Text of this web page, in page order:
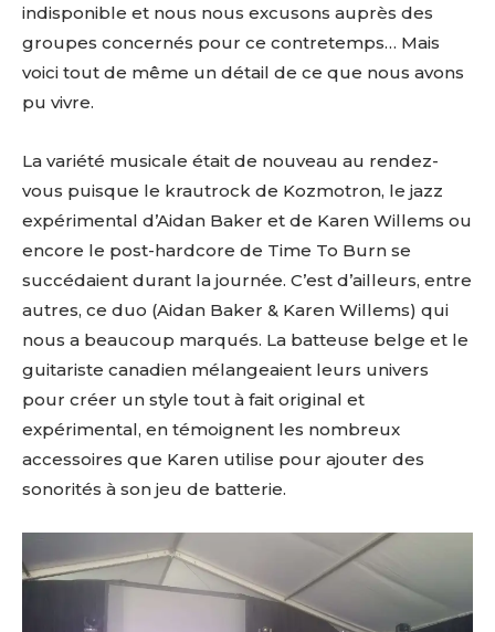
indisponible et nous nous excusons auprès des
groupes concernés pour ce contretemps… Mais
voici tout de même un détail de ce que nous avons
pu vivre.
La variété musicale était de nouveau au rendez-
vous puisque le krautrock de Kozmotron, le jazz
expérimental d’Aidan Baker et de Karen Willems ou
encore le post-hardcore de Time To Burn se
succédaient durant la journée. C’est d’ailleurs, entre
autres, ce duo (Aidan Baker & Karen Willems) qui
nous a beaucoup marqués. La batteuse belge et le
guitariste canadien mélangeaient leurs univers
pour créer un style tout à fait original et
expérimental, en témoignent les nombreux
accessoires que Karen utilise pour ajouter des
sonorités à son jeu de batterie.